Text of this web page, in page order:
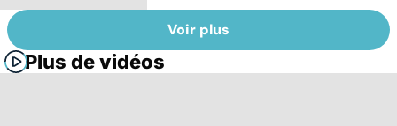
Voir plus
Plus de vidéos